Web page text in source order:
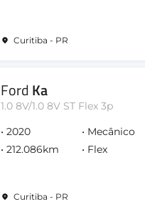
Curitiba - PR
FordKa
1.0 8V/1.0 8V ST Flex 3p
2020
Mecânico
212.086km
Flex
Curitiba - PR